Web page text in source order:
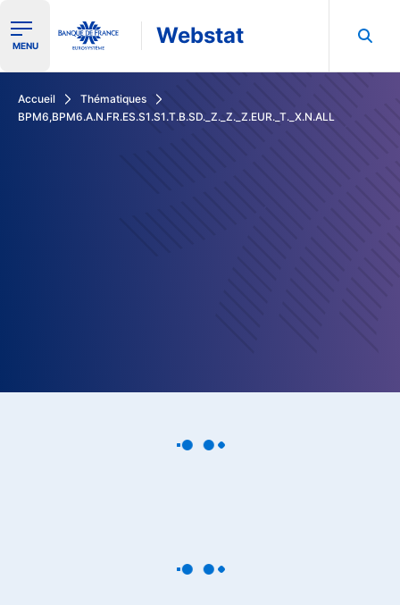
Ouvrir le menu de navigation
MENU Webstat
Accueil
Thématiques
BPM6,BPM6.A.N.FR.ES.S1.S1.T.B.SD._Z._Z._Z.EUR._T._X.N.ALL